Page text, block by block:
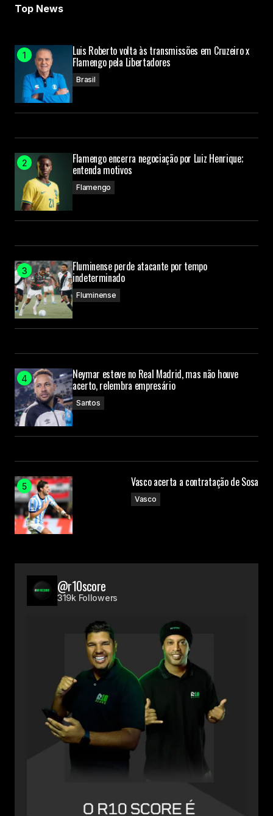
Top News
Luis Roberto volta às transmissões em Cruzeiro x
Flamengo pela Libertadores
Brasil
Flamengo encerra negociação por Luiz Henrique;
entenda motivos
Flamengo
Fluminense perde atacante por tempo
indeterminado
Fluminense
Neymar esteve no Real Madrid, mas não houve
acerto, relembra empresário
Santos
Vasco acerta a contratação de Sosa
Vasco
@r10score
319k Followers